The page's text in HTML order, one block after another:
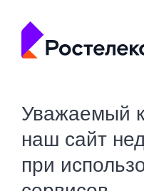
Уважаемый
наш сайт
при